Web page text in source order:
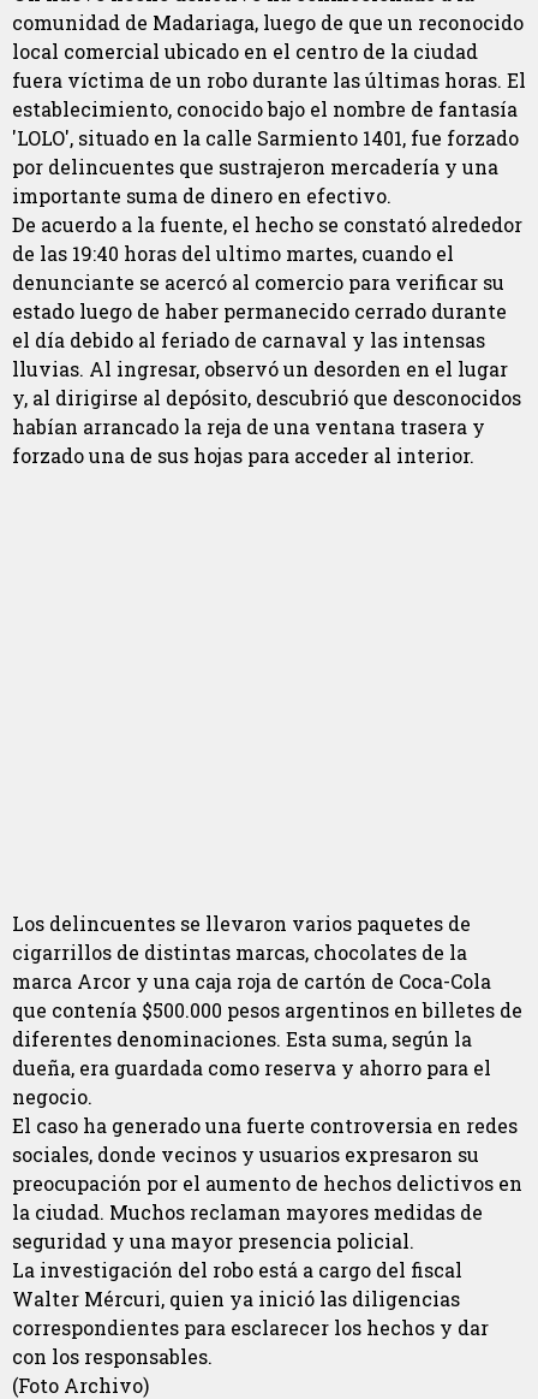
comunidad de Madariaga, luego de que un reconocido
local comercial ubicado en el centro de la ciudad
fuera víctima de un robo durante las últimas horas. El
establecimiento, conocido bajo el nombre de fantasía
'LOLO', situado en la calle Sarmiento 1401, fue forzado
por delincuentes que sustrajeron mercadería y una
importante suma de dinero en efectivo.
De acuerdo a la fuente, el hecho se constató alrededor
de las 19:40 horas del ultimo martes, cuando el
denunciante se acercó al comercio para verificar su
estado luego de haber permanecido cerrado durante
el día debido al feriado de carnaval y las intensas
lluvias. Al ingresar, observó un desorden en el lugar
y, al dirigirse al depósito, descubrió que desconocidos
habían arrancado la reja de una ventana trasera y
forzado una de sus hojas para acceder al interior.
Los delincuentes se llevaron varios paquetes de
cigarrillos de distintas marcas, chocolates de la
marca Arcor y una caja roja de cartón de Coca-Cola
que contenía $500.000 pesos argentinos en billetes de
diferentes denominaciones. Esta suma, según la
dueña, era guardada como reserva y ahorro para el
negocio.
El caso ha generado una fuerte controversia en redes
sociales, donde vecinos y usuarios expresaron su
preocupación por el aumento de hechos delictivos en
la ciudad. Muchos reclaman mayores medidas de
seguridad y una mayor presencia policial.
La investigación del robo está a cargo del fiscal
Walter Mércuri, quien ya inició las diligencias
correspondientes para esclarecer los hechos y dar
con los responsables.
(Foto Archivo)